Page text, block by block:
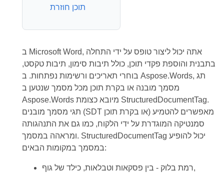
תוכן חוזרת
ב Microsoft Word, אתה יכול ליצור טופס על ידי התחלה
בתבנית והוספת פקדי תוכן, כולל תיבות סימון, תיבות טקסט,
בוחרי תאריכים ורשימות נפתחות. ב Aspose.Words, תג
מסמך מובנה או בקרת תוכן מכל מסמך שנטען ב
Aspose.Words מיובא כצומת StructuredDocumentTag.
תגי מסמך מובנים (SDT או בקרת תוכן) מאפשרים להטמיע
סמנטיקה המוגדרת על ידי הלקוח, כמו גם את התנהגותה
ומראהה במסמך. StructuredDocumentTag יכול להופיע
במסמך במקומות הבאים:
רמת בלוק - בין פסקאות וטבלאות, כילד של גוף,